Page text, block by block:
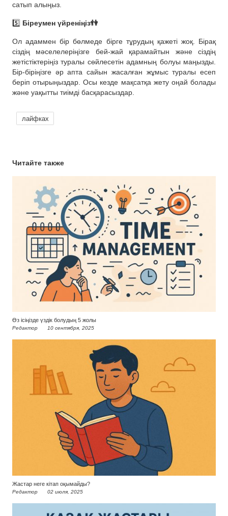
сатып алыңыз.
5️⃣ Біреумен үйреніңіз👫
Ол адаммен бір бөлмеде бірге тұрудың қажеті жоқ. Бірақ
сіздің мәселелеріңізге бей-жай қарамайтын және сіздің
жетістіктеріңіз туралы сөйлесетін адамның болуы маңызды.
Бір-біріңізге әр апта сайын жасалған жұмыс туралы есеп
беріп отырыңыздар. Осы кезде мақсатқа жету оңай болады
және уақытты тиімді басқарасыздар.
лайфках
Читайте также
Өз ісіңізде үздік болудың 5 жолы
Редактор 10 сентября, 2025
Жастар неге кітап оқымайды?
Редактор 02 июля, 2025